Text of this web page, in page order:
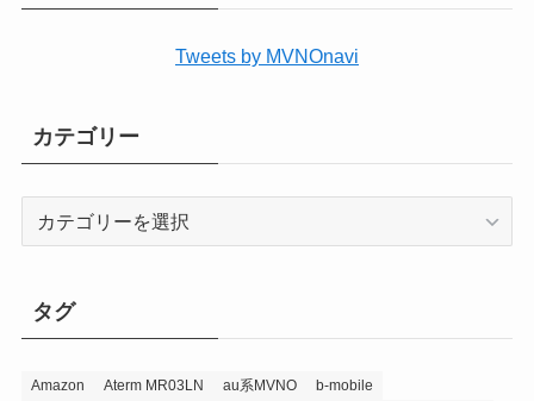
Tweets by MVNOnavi
カテゴリー
ー
タグ
Amazon Aterm MR03LN au系MVNO
b-mobile